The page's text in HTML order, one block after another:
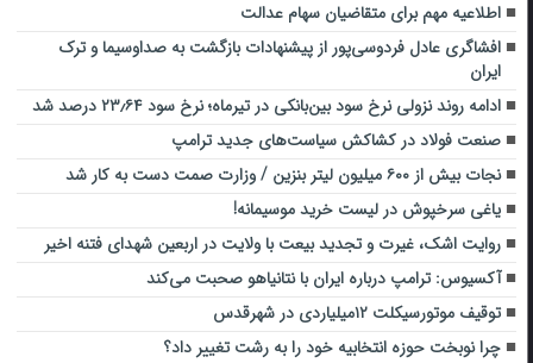
اطلاعیه مهم برای متقاضیان سهام عدالت
افشاگری عادل فردوسی‌پور از پیشنهادات بازگشت به صداوسیما و ترک
ایران
ادامه روند نزولی نرخ سود بین‌بانکی در تیرماه؛ نرخ سود ۲۳٫۶۴ درصد شد
صنعت فولاد در کشاکش سیاست‌های جدید ترامپ
نجات بیش از ۶۰۰ میلیون لیتر بنزین / وزارت صمت دست به کار شد
یاغی سرخپوش در لیست خرید موسیمانه!
روایت اشک، غیرت و تجدید بیعت با ولایت در اربعین شهدای فتنه اخیر
آکسیوس: ترامپ درباره ایران با نتانیاهو صحبت می‌کند
توقیف موتورسیکلت ۱۲میلیاردی در شهرقدس
چرا نوبخت حوزه انتخابیه خود را به رشت تغییر داد؟